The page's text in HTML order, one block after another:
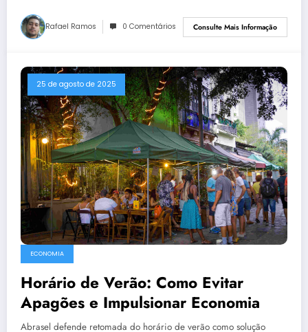
Rafael Ramos 0 Comentários Consulte Mais Informação
25 de agosto de 2025
ECONOMIA
Horário de Verão: Como Evitar
Apagões e Impulsionar Economia
Abrasel defende retomada do horário de verão como solução